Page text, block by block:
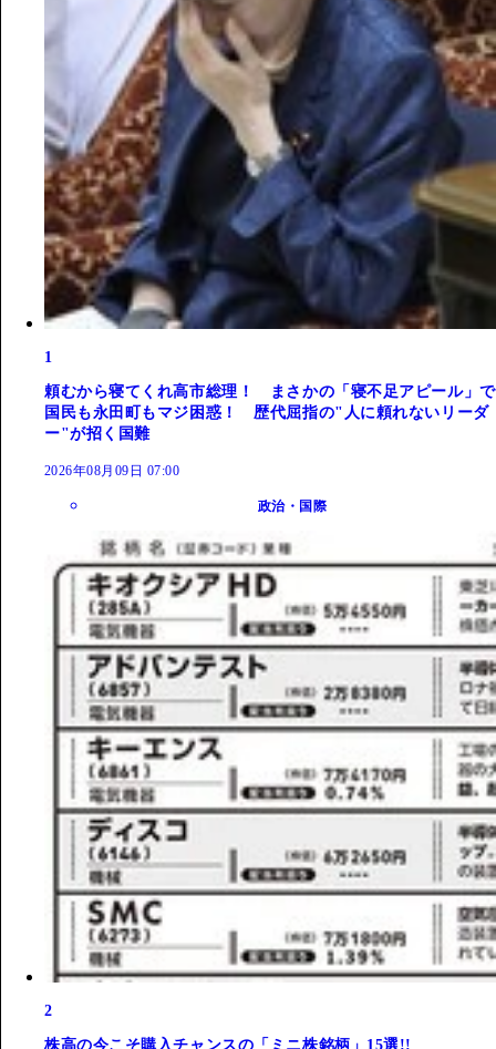
1
頼むから寝てくれ高市総理！ まさかの「寝不足アピール」で
国民も永田町もマジ困惑！ 歴代屈指の"人に頼れないリーダ
ー"が招く国難
2026年08月09日 07:00
政治・国際
2
株高の今こそ購入チャンスの「ミニ株銘柄」15選!!